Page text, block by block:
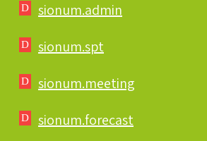
sionum.admin
sionum.spt
sionum.meeting
sionum.forecast